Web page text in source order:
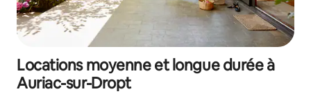
Locations moyenne et longue durée à
Auriac-sur-Dropt